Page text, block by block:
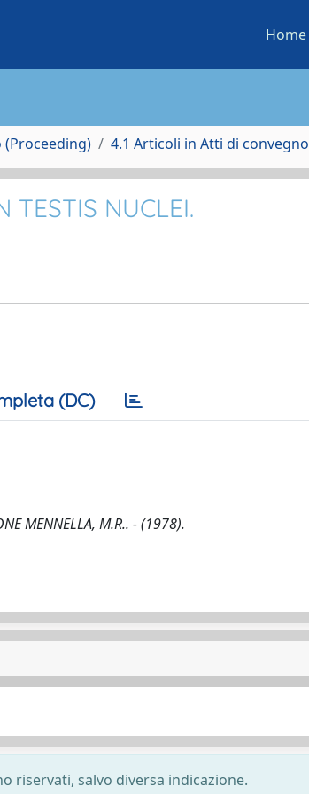
Home
4.1 Articoli in Atti di convegno
TESTIS NUCLEI.
(DC)
MENNELLA, M.R.. - (1978).
riservati, salvo diversa indicazione.